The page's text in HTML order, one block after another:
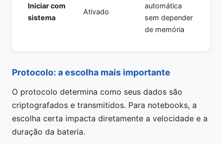
Iniciar com
sistema
Ativado
automática
sem depender
de memória
Protocolo: a escolha mais importante
O protocolo determina como seus dados são
criptografados e transmitidos. Para notebooks, a
escolha certa impacta diretamente a velocidade e a
duração da bateria.